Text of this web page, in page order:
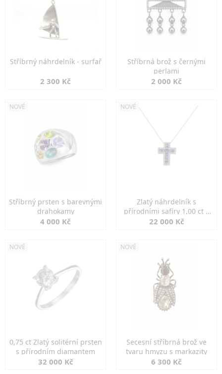
Stříbrný náhrdelník - surfař
2 300 Kč
Stříbrná brož s černými
perlami
2 000 Kč
NOVÉ
Stříbrný prsten s barevnými
drahokamy
4 000 Kč
NOVÉ
Zlatý náhrdelník s
přírodními safíry 1,00 ct a
diamanty
22 000 Kč
NOVÉ
0,75 ct Zlatý solitérní prsten
s přírodním diamantem
32 000 Kč
NOVÉ
Secesní stříbrná brož ve
tvaru hmyzu s markazity
6 300 Kč